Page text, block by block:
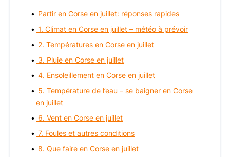
Partir en Corse en juillet: réponses rapides
1. Climat en Corse en juillet – météo à prévoir
2. Températures en Corse en juillet
3. Pluie en Corse en juillet
4. Ensoleillement en Corse en juillet
5. Température de l’eau – se baigner en Corse
en juillet
6. Vent en Corse en juillet
7. Foules et autres conditions
8. Que faire en Corse en juillet